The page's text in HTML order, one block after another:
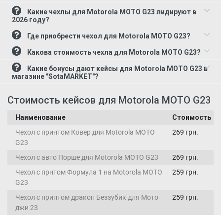
2026 году?
Где приобрести чехол для Motorola MOTO G23?
Какова стоимость чехла для Motorola MOTO G23?
магазине "SotaMARKET"?
Стоимость кейсов для Motorola MOTO G23
Наименование
Стоимость
Чехол с принтом Ковер для Motorola MOTO
G23
269 грн.
Чехол с авто Порше для Motorola MOTO G23
269 грн.
Чехол с прнтом Формула 1 на Motorola MOTO
G23
259 грн.
Чехол с принтом дракон Беззубик для Мото
джи 23
259 грн.